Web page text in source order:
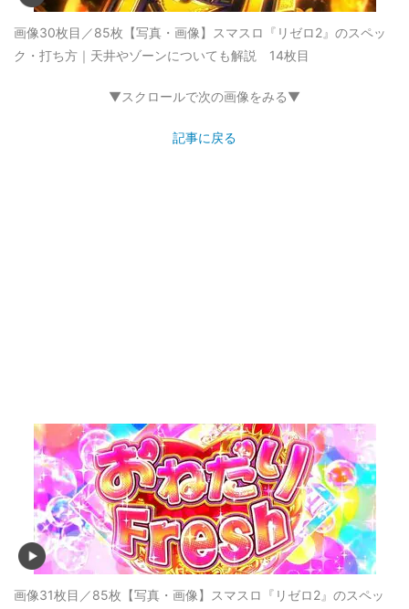
画像30枚目／85枚 【写真・画像】スマスロ『リゼロ2』のスペッ
ク・打ち方｜天井やゾーンについても解説 14枚目
▼スクロールで次の画像をみる▼
記事に戻る
画像31枚目／85枚 【写真・画像】スマスロ『リゼロ2』のスペッ